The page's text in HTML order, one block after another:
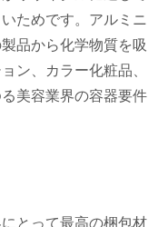
ためです。アルミニ
品から化学物質を吸
ン、カラー化粧品、
美容業界の容器要件
とって最高の梱包材